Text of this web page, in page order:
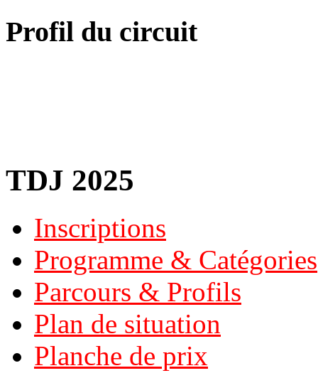
Profil du circuit
TDJ 2025
Inscriptions
Programme & Catégories
Parcours & Profils
Plan de situation
Planche de prix